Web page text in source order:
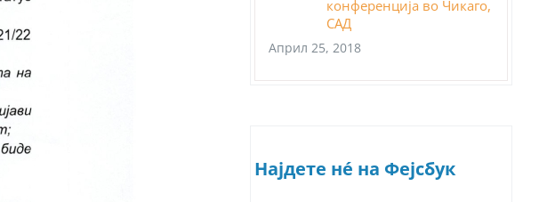
конференција во Чикаго,
САД
Април 25, 2018
Најдете нé на Фејсбук